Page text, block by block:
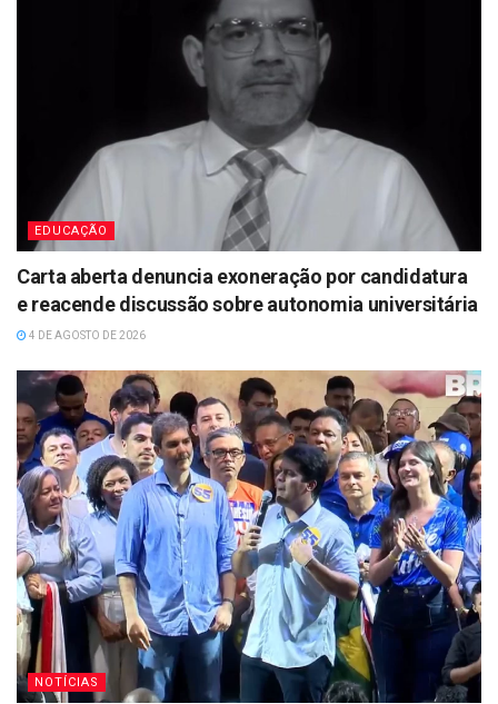
EDUCAÇÃO
Carta aberta denuncia exoneração por candidatura
e reacende discussão sobre autonomia universitária
4 DE AGOSTO DE 2026
NOTÍCIAS